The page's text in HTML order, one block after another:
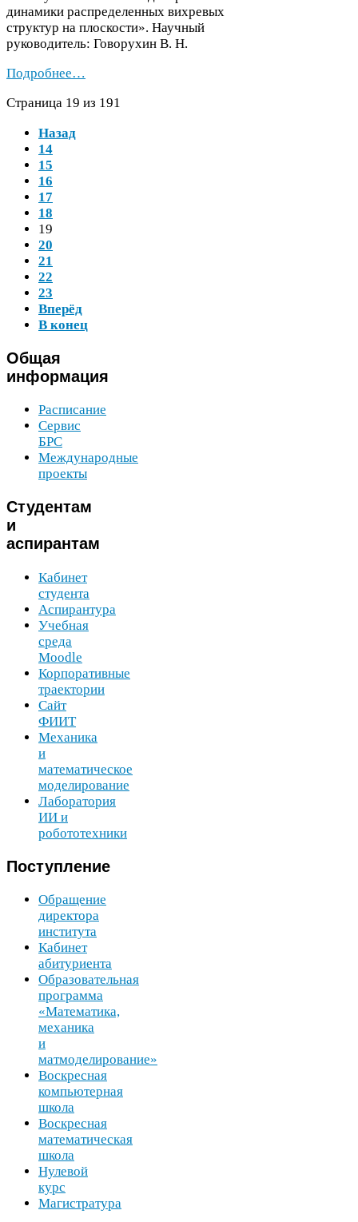
динамики распределенных вихревых
структур на плоскости». Научный
руководитель: Говорухин В. Н.
Подробнее…
Страница 19 из 191
Назад
14
15
16
17
18
19
20
21
22
23
Вперёд
В конец
Общая
информация
Расписание
Сервис
БРС
Международные
проекты
Студентам
и
аспирантам
Кабинет
студента
Аспирантура
Учебная
среда
Moodle
Корпоративные
траектории
Сайт
ФИИТ
Механика
и
математическое
моделирование
Лаборатория
ИИ и
робототехники
Поступление
Обращение
директора
института
Кабинет
абитуриента
Образовательная
программа
«Математика,
механика
и
матмоделирование»
Воскресная
компьютерная
школа
Воскресная
математическая
школа
Нулевой
курс
Магистратура